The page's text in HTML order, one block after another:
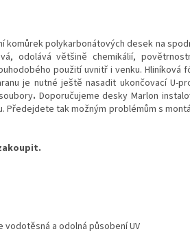
komůrek polykarbonátových desek na
odolává většině chemikálií,
použití uvnitř i venku. Hliníková
je nutné ještě nasadit ukončovací U-
. Doporučujeme desky Marlon
Předejdete tak možným problémům s
a odolná působení UV